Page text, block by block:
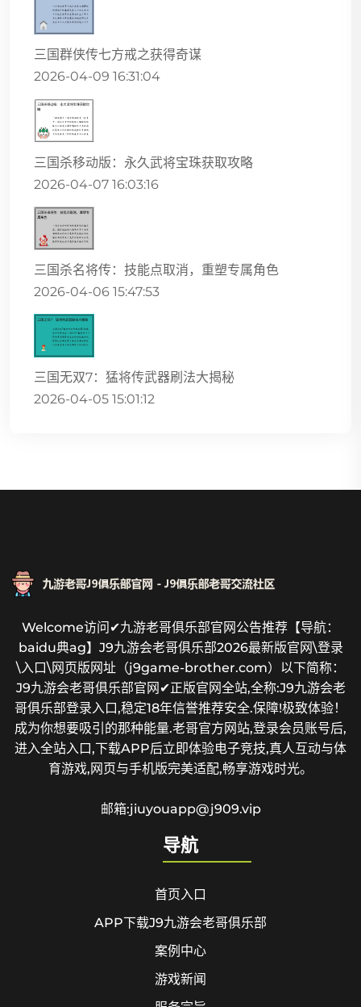
三国群侠传七方戒之获得奇谋
2026-04-09 16:31:04
三国杀移动版：永久武将宝珠获取攻略
2026-04-07 16:03:16
三国杀名将传：技能点取消，重塑专属角色
2026-04-06 15:47:53
三国无双7：猛将传武器刷法大揭秘
2026-04-05 15:01:12
Welcome访问✔九游老哥俱乐部官网公告推荐【导航：
baidu典ag】J9九游会老哥俱乐部2026最新版官网\登录
\入口\网页版网址（j9game-brother.com）以下简称：
J9九游会老哥俱乐部官网✔正版官网全站,全称:J9九游会老
哥俱乐部登录入口,稳定18年信誉推荐安全.保障!极致体验！
成为你想要吸引的那种能量.老哥官方网站,登录会员账号后,
进入全站入口,下载APP后立即体验电子竞技,真人互动与体
育游戏,网页与手机版完美适配,畅享游戏时光。
邮箱:jiuyouapp@j909.vip
导航
首页入口
APP下载J9九游会老哥俱乐部
案例中心
游戏新闻